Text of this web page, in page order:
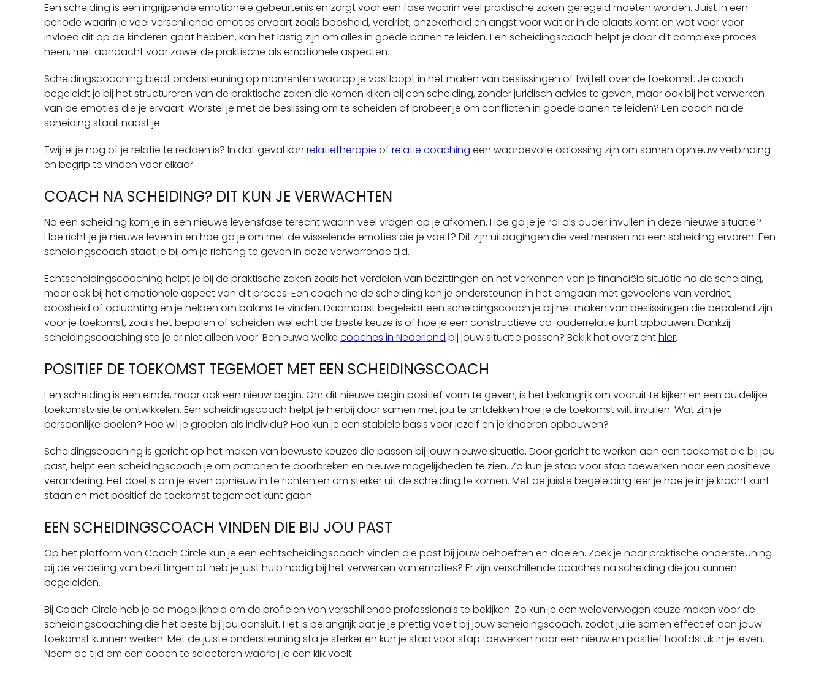
Een scheiding is een ingrijpende emotionele gebeurtenis en zorgt voor een fase waarin veel praktische zaken geregeld moeten worden. Juist in een
periode waarin je veel verschillende emoties ervaart zoals boosheid, verdriet, onzekerheid en angst voor wat er in de plaats komt en wat voor voor
invloed dit op de kinderen gaat hebben, kan het lastig zijn om alles in goede banen te leiden. Een scheidingscoach helpt je door dit complexe proces
heen, met aandacht voor zowel de praktische als emotionele aspecten.
Scheidingscoaching biedt ondersteuning op momenten waarop je vastloopt in het maken van beslissingen of twijfelt over de toekomst. Je coach
begeleidt je bij het structureren van de praktische zaken die komen kijken bij een scheiding, zonder juridisch advies te geven, maar ook bij het verwerken
van de emoties die je ervaart. Worstel je met de beslissing om te scheiden of probeer je om conflicten in goede banen te leiden? Een coach na de
scheiding staat naast je.
Twijfel je nog of je relatie te redden is? In dat geval kan relatietherapie of relatie coaching een waardevolle oplossing zijn om samen opnieuw verbinding
en begrip te vinden voor elkaar.
COACH NA SCHEIDING? DIT KUN JE VERWACHTEN
Na een scheiding kom je in een nieuwe levensfase terecht waarin veel vragen op je afkomen. Hoe ga je je rol als ouder invullen in deze nieuwe situatie?
Hoe richt je je nieuwe leven in en hoe ga je om met de wisselende emoties die je voelt? Dit zijn uitdagingen die veel mensen na een scheiding ervaren. Een
scheidingscoach staat je bij om je richting te geven in deze verwarrende tijd.
Echtscheidingscoaching helpt je bij de praktische zaken zoals het verdelen van bezittingen en het verkennen van je financiële situatie na de scheiding,
maar ook bij het emotionele aspect van dit proces. Een coach na de scheiding kan je ondersteunen in het omgaan met gevoelens van verdriet,
boosheid of opluchting en je helpen om balans te vinden. Daarnaast begeleidt een scheidingscoach je bij het maken van beslissingen die bepalend zijn
voor je toekomst, zoals het bepalen of scheiden wel echt de beste keuze is of hoe je een constructieve co-ouderrelatie kunt opbouwen. Dankzij
scheidingscoaching sta je er niet alleen voor. Benieuwd welke coaches in Nederland bij jouw situatie passen? Bekijk het overzichthier.
POSITIEF DE TOEKOMST TEGEMOET MET EEN SCHEIDINGSCOACH
Een scheiding is een einde, maar ook een nieuw begin. Om dit nieuwe begin positief vorm te geven, is het belangrijk om vooruit te kijken en een duidelijke
toekomstvisie te ontwikkelen. Een scheidingscoach helpt je hierbij door samen met jou te ontdekken hoe je de toekomst wilt invullen. Wat zijn je
persoonlijke doelen? Hoe wil je groeien als individu? Hoe kun je een stabiele basis voor jezelf en je kinderen opbouwen?
Scheidingscoaching is gericht op het maken van bewuste keuzes die passen bij jouw nieuwe situatie. Door gericht te werken aan een toekomst die bij jou
past, helpt een scheidingscoach je om patronen te doorbreken en nieuwe mogelijkheden te zien. Zo kun je stap voor stap toewerken naar een positieve
verandering. Het doel is om je leven opnieuw in te richten en om sterker uit de scheiding te komen. Met de juiste begeleiding leer je hoe je in je kracht kunt
staan en met positief de toekomst tegemoet kunt gaan.
EEN SCHEIDINGSCOACH VINDEN DIE BIJ JOU PAST
Op het platform van Coach Circle kun je een echtscheidingscoach vinden die past bij jouw behoeften en doelen. Zoek je naar praktische ondersteuning
bij de verdeling van bezittingen of heb je juist hulp nodig bij het verwerken van emoties? Er zijn verschillende coaches na scheiding die jou kunnen
begeleiden.
Bij Coach Circle heb je de mogelijkheid om de profielen van verschillende professionals te bekijken. Zo kun je een weloverwogen keuze maken voor de
scheidingscoaching die het beste bij jou aansluit. Het is belangrijk dat je je prettig voelt bij jouw scheidingscoach, zodat jullie samen effectief aan jouw
toekomst kunnen werken. Met de juiste ondersteuning sta je sterker en kun je stap voor stap toewerken naar een nieuw en positief hoofdstuk in je leven.
Neem de tijd om een coach te selecteren waarbij je een klik voelt.